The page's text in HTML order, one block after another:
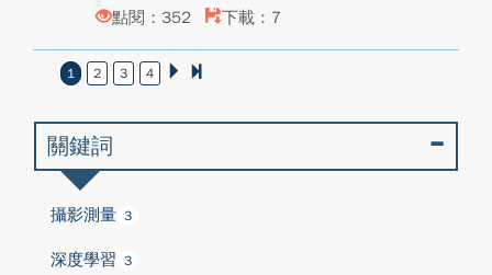
點閱：352
下載：7
1 2 3 4
關鍵詞
攝影測量 3
深度學習 3